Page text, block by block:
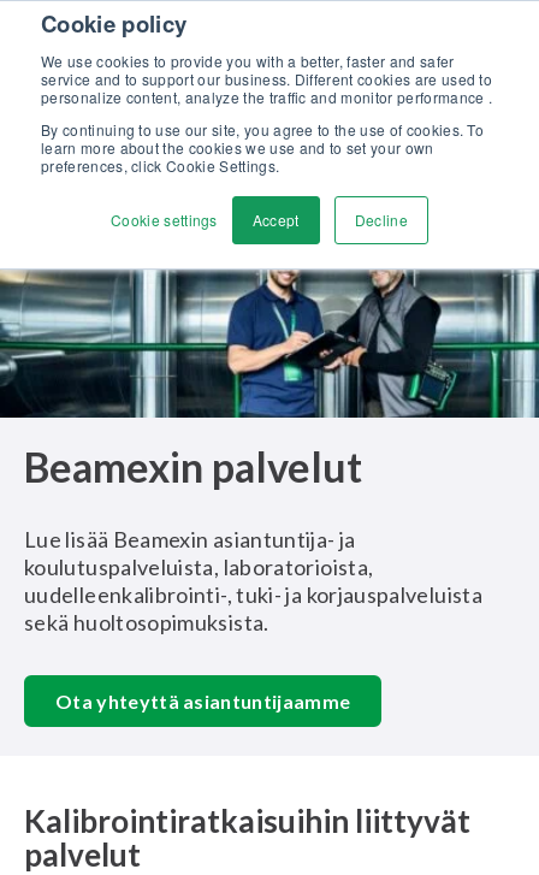
Cookie policy
We use cookies to provide you with a better, faster and safer
service and to support our business. Different cookies are used to
personalize content, analyze the traffic and monitor performance .
By continuing to use our site, you agree to the use of cookies. To
learn more about the cookies we use and to set your own
preferences, click Cookie Settings.
Cookie settings Accept Decline
Skip to content
Tutustu uuteen Beamex-ratkaisut erinomaiseen kalibrointiin -
Ota yhteyttä
Beamexin palvelut
Lue lisää Beamexin asiantuntija- ja
koulutuspalveluista, laboratorioista,
uudelleenkalibrointi-, tuki- ja korjauspalveluista
sekä huoltosopimuksista.
Ota yhteyttä asiantuntijaamme
Kalibrointiratkaisuihin liittyvät
palvelut